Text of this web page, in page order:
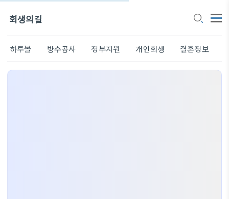
회생의길
하루몰 방수공사 정부지원 개인회생 결혼정보